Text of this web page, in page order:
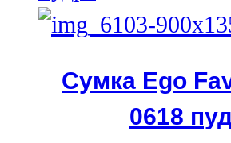
Сумка Ego
0618